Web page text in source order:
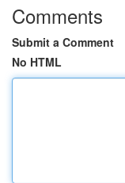
Comments
Submit a Comment
No HTML